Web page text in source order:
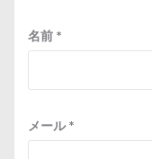
名前 *
メール*